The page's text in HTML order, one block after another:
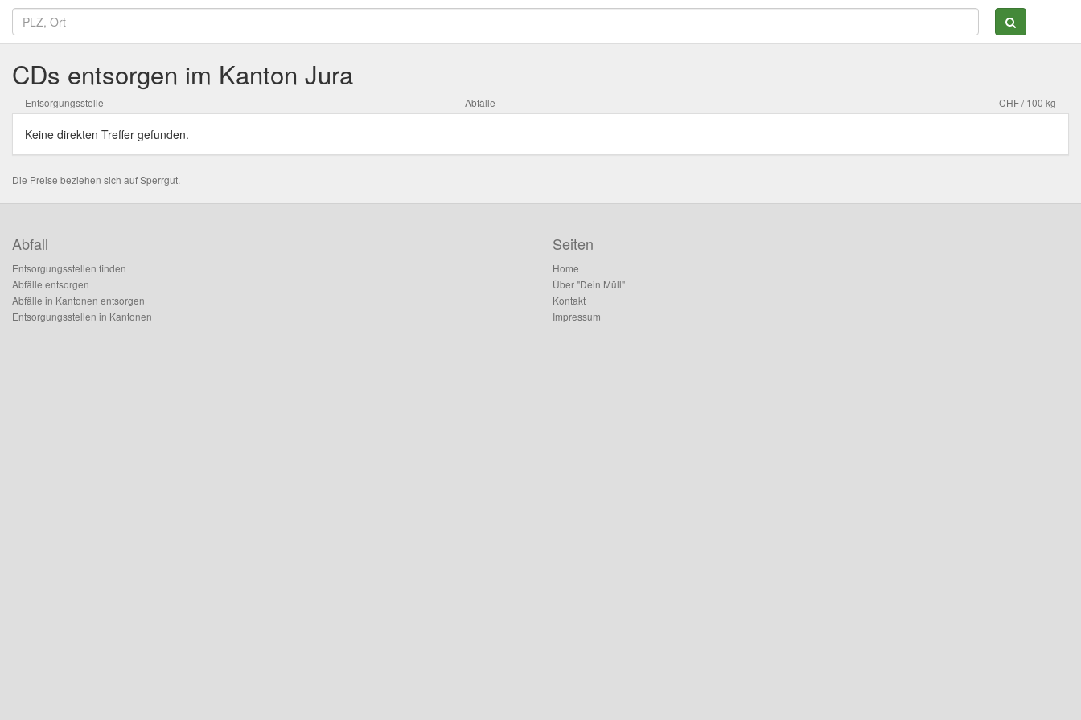
CDs entsorgen im Kanton Jura
Entsorgungsstelle Abfälle CHF / 100 kg
Keine direkten Treffer gefunden.
Die Preise beziehen sich auf Sperrgut.
Abfall
Entsorgungsstellen finden
Abfälle entsorgen
Abfälle in Kantonen entsorgen
Entsorgungsstellen in Kantonen
Seiten
Home
Über "Dein Müll"
Kontakt
Impressum